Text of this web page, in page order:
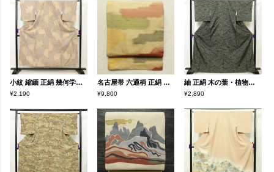
小紋 縮緬 正絹 幾何学柄・抽象柄 袷仕立て 身丈152cm 裄丈63cm ベージュ
¥2,190
名古屋帯 六通柄 正絹 幾何学柄・抽象柄 通し仕立て なごや帯 リサイクル帯 帯 ベージュ
¥9,800
紬 正絹 木の葉・植物柄 袷仕立て 緑・うぐいす色 身丈167cm 裄丈65.5cm
¥2,890